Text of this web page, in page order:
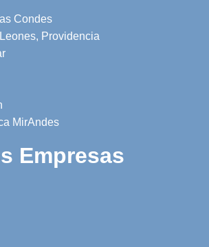
Condes
Providencia
MirAndes
Empresas